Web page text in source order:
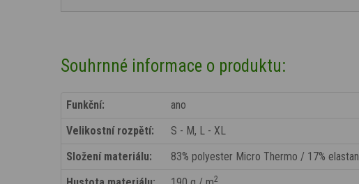
Souhrnné informace o produktu:
Funkční:
ano
Velikostní rozpětí:
S - M, L - XL
Složení materiálu:
83% polyester Micro Thermo / 17% elastan
2